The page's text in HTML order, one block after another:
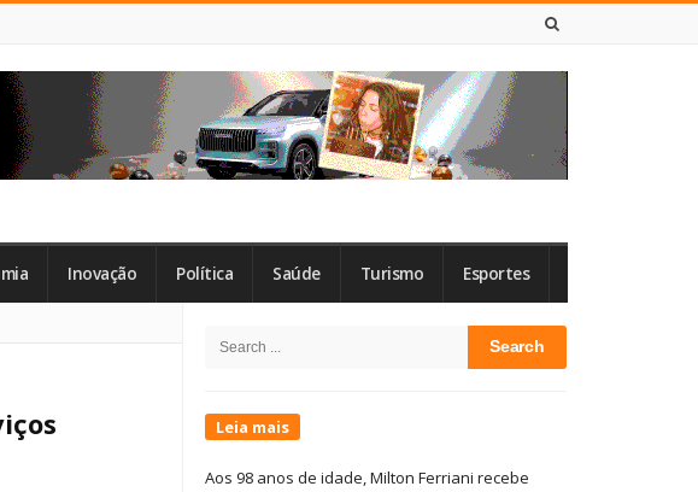
Inovação Política Saúde Turismo Esportes
Sidebar
Search
Leia mais
Aos 98 anos de idade, Milton Ferriani recebe